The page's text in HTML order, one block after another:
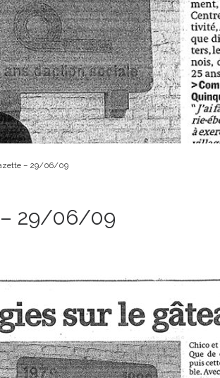
– 29/06/09
– 29/06/09